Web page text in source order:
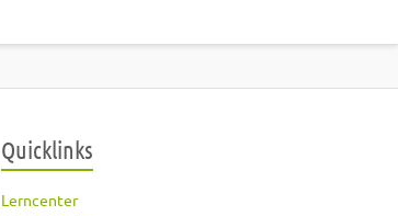
Quicklinks
Lerncenter